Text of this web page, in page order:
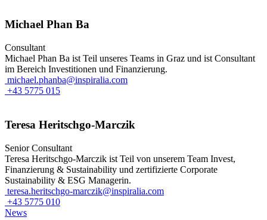
Michael Phan Ba
Consultant
Michael Phan Ba ist Teil unseres Teams in Graz und ist Consultant
im Bereich Investitionen und Finanzierung.
michael.phanba@inspiralia.com
+43 5775 015
Teresa Heritschgo-Marczik
Senior Consultant
Teresa Heritschgo-Marczik ist Teil von unserem Team Invest,
Finanzierung & Sustainability und zertifizierte Corporate
Sustainability & ESG Managerin.
teresa.heritschgo-marczik@inspiralia.com
+43 5775 010
News